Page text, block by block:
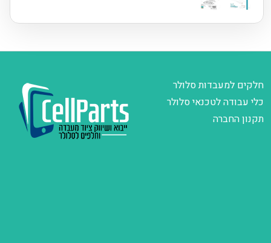
חלקים למעבדות סלולר
כלי עבודה לטכנאי סלולר
תקנון החברה